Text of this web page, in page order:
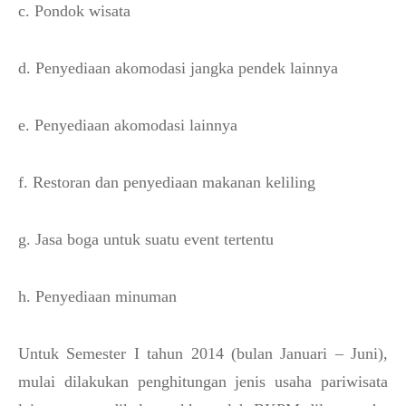
c. Pondok wisata
d. Penyediaan akomodasi jangka pendek lainnya
e. Penyediaan akomodasi lainnya
f. Restoran dan penyediaan makanan keliling
g. Jasa boga untuk suatu event tertentu
h. Penyediaan minuman
Untuk Semester I tahun 2014 (bulan Januari – Juni),
mulai dilakukan penghitungan jenis usaha pariwisata